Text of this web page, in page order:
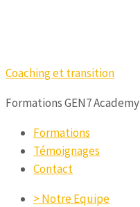
Coaching et transition
Formations GEN7 Academy
Formations
Témoignages
Contact
> Notre Equipe